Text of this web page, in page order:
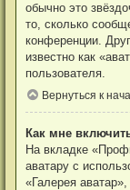
обычно это
то, сколько
конференции.
известно как
пользователя.
Вернуться к
Как мне
На вкладке
аватару с
«Галерея